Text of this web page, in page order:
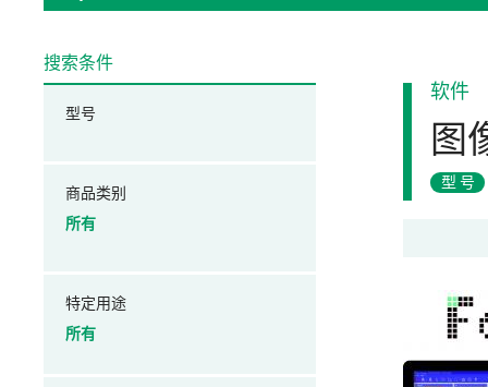
软件
图
型号
搜索条件
型号
商品类别
所有
特定用途
所有